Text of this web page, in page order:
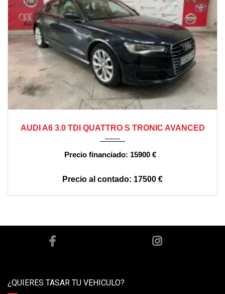
AUDI A6 3.0 TDI QUATTRO S TRONIC AVANCED
15900 €
17500 €
¿QUIERES TASAR TU VEHICULO?